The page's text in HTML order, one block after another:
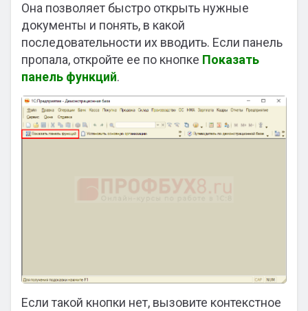
Она позволяет быстро открыть нужные
документы и понять, в какой
последовательности их вводить. Если панель
пропала, откройте ее по кнопке Показать
панель функций.
Если такой кнопки нет, вызовите контекстное